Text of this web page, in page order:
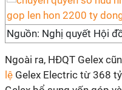
Nguồn: Nghị quyết Hội
Ngoài ra, HĐQT Gelex
lệ Gelex Electric từ 368